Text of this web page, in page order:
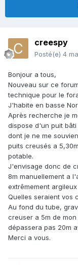
creespy
Posté(e) 4
Bonjour a tous,
Nouveau sur ce
technique pour le
J'habite en basse
Après recherche je
dispose d'un puit
dont je ne me
puits creusés a
potable.
J'envisage donc de
8m manuellement a
extrêmement
Quelles seraient vos
Au fond du tube,
creuser a 5m de
dépassera pas 20m
Merci a vous.